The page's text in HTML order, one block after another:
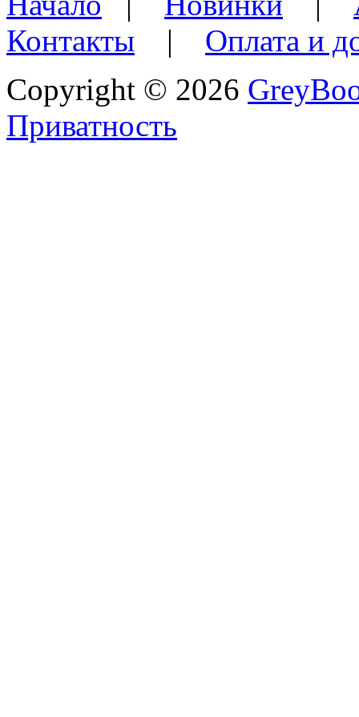
Контакты | Оплата и
Copyright © 2026
Приватность